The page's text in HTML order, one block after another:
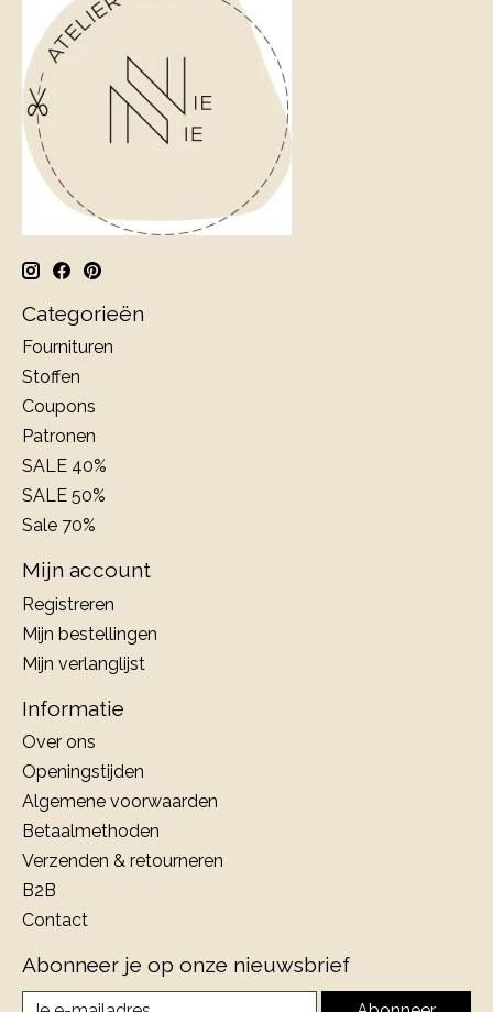
Categorieën
Fournituren
Stoffen
Coupons
Patronen
SALE 40%
SALE 50%
Sale 70%
Mijn account
Registreren
Mijn bestellingen
Mijn verlanglijst
Informatie
Over ons
Openingstijden
Algemene voorwaarden
Betaalmethoden
Verzenden & retourneren
B2B
Contact
Abonneer je op onze nieuwsbrief